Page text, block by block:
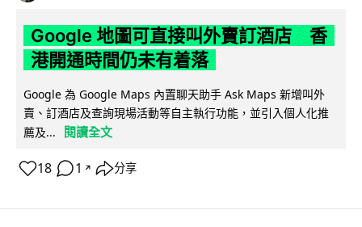
Google 地圖可直接叫外賣訂酒店 香
港開通時間仍未有着落
Google 為 Google Maps 內置聊天助手 Ask Maps 新增叫外
賣、訂酒店及查詢現場活動等自主執行功能，並引入個人化推
薦及...
閱讀全文
18 1 ↗ 分享